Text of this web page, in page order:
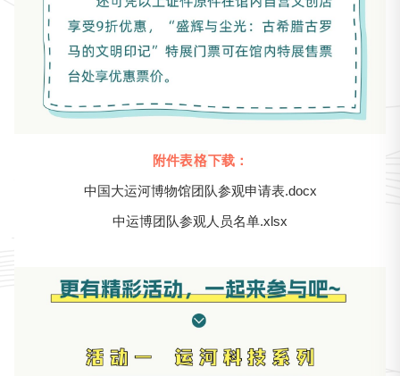
附件表格下载：
中国大运河博物馆团队参观申请表.docx
中运博团队参观人员名单.xlsx